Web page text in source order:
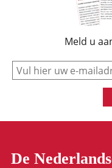
Meld u
De